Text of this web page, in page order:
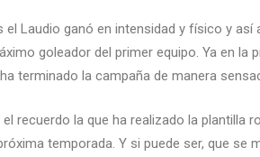
el Laudio ganó en intensidad y físico y
goleador del primer equipo. Ya en la
terminado la campaña de manera
recuerdo la que ha realizado la plantilla
temporada. Y si puede ser, que